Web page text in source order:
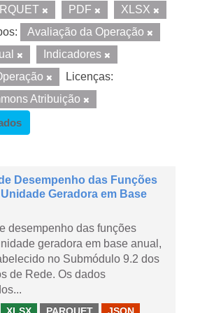
PDF
XLSX
Avaliação da Operação
Indicadores
Licenças:
Atribuição
Desempenho das Funções
Geradora em Base
desempenho das funções
geradora em base anual,
no Submódulo 9.2 dos
de Rede. Os dados